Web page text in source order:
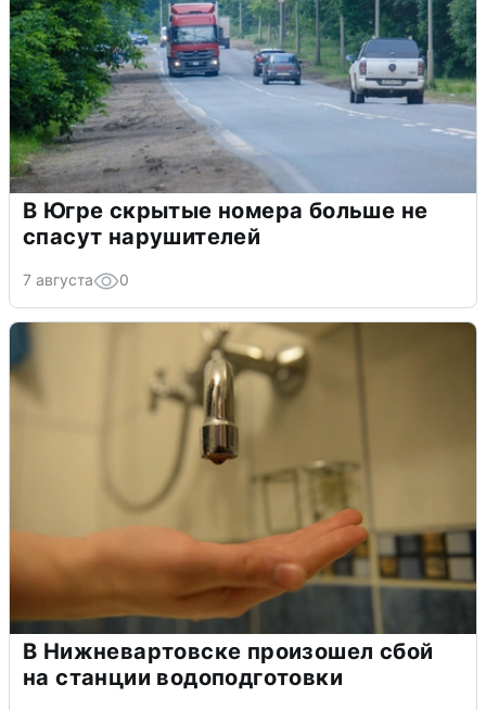
В Югре скрытые номера больше не
спасут нарушителей
7 августа 0
В Нижневартовске произошел сбой
на станции водоподготовки